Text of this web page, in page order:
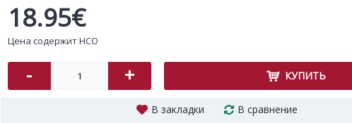
18.95€
Цена содержит НСО
- + КУПИТЬ
В закладки В сравнение